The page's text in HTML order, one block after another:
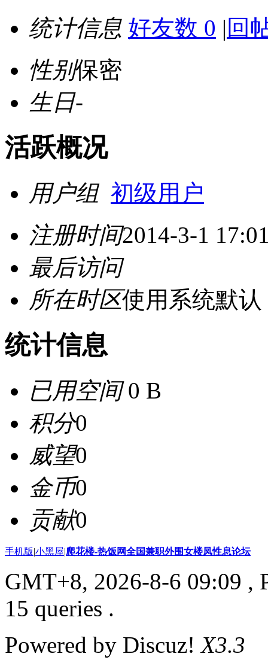
统计信息 好友数 0 | 回
性别保密
生日-
活跃概况
用户组 初级用户
注册时间2014-3-1
最后访问
所在时区使用系统默认
统计信息
已用空间0 B
积分0
威望0
金币0
贡献0
手机版|小黑屋|爬花楼-热饭网全国兼职外围女楼凤性息论坛
GMT+8, 2026-8-6 09:09 ,
15 queries .
Powered by Discuz!X3.3